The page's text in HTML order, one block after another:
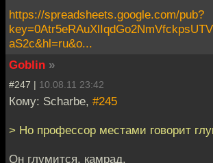
https://spreadsheets.google.com/pub?
aS2c&hl=ru&o...
Goblin »
#247 | 10.08.11 23:42
Кому: Scharbe, #245
> Но профессор местами говорит
Он глумится, камрад.